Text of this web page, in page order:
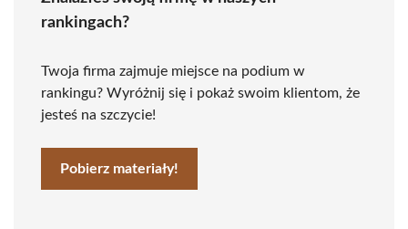
rankingach?
Twoja firma zajmuje miejsce na podium w
rankingu? Wyróżnij się i pokaż swoim klientom, że
jesteś na szczycie!
Pobierz materiały!